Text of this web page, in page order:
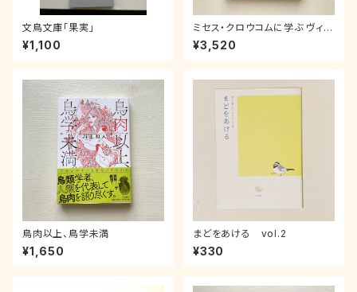
文鳥文庫「果実」
¥1,100
ミセス・クロウコムに学ぶ ヴィク
トリア朝クッキング〜男爵家料
理人のレシピ帳
¥3,520
鳥肉以上、鳥学未満
¥1,650
まどをあける vol.2
¥330